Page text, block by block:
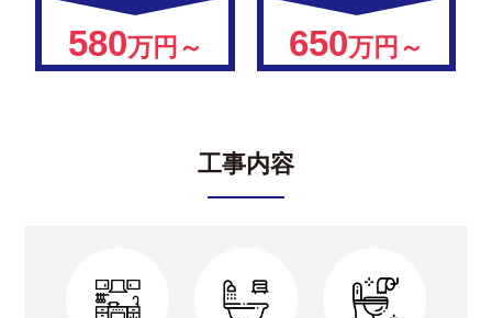
580万円～ 650万円～
工事内容